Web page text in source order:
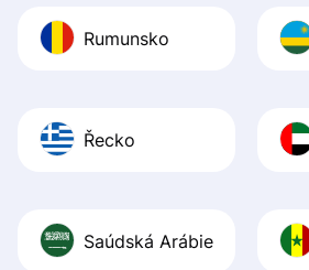
Rumunsko
Řecko
Saúdská Arábie